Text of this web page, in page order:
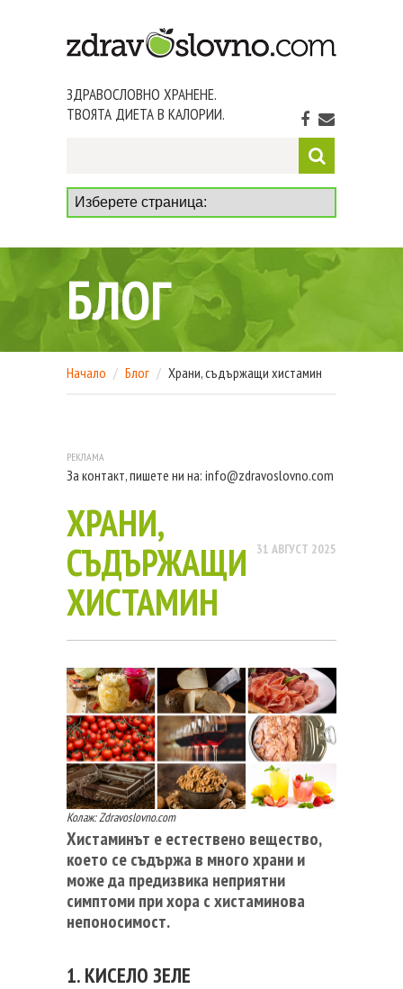
ЗДРАВОСЛОВНО ХРАНЕНЕ.
ТВОЯТА ДИЕТА В КАЛОРИИ.
БЛОГ
Начало Блог Храни, съдържащи хистамин
За контакт, пишете ни на: info@zdravoslovno.com
31 АВГУСТ 2025
ХРАНИ,
СЪДЪРЖАЩИ
ХИСТАМИН
Колаж: Zdravoslovno.com
Хистаминът е естествено вещество,
което се съдържа в много храни и
може да предизвика неприятни
симптоми при хора с хистаминова
непоносимост.
1. КИСЕЛО ЗЕЛЕ